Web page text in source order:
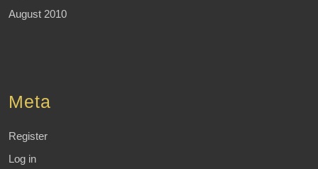
August 2010
Meta
Register
Log in